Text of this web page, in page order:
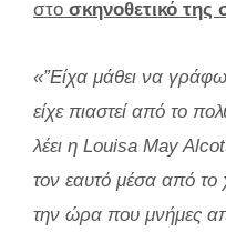
στο σκηνοθετικό της
«”Είχα μάθει να γράφω
είχε πιαστεί από το
λέει η Louisa May
τον εαυτό μέσα από
την ώρα που μνήμες